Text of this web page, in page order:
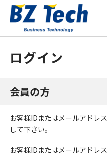
ログイン
会員の方
お客様IDまたはメールアドレス
して下さい。
お客様IDまたはメールアドレス